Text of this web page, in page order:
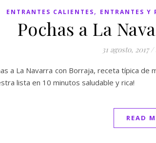
ENTRANTES CALIENTES, ENTRANTES Y
Pochas a La
31 agosto, 2017 /
a La Navarra con Borraja, receta típica
lista en 10 minutos saludable y rica!
READ